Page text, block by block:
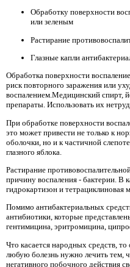
Обработку поверхности
или зеленым
Растирание
Глазные капли
Обработка поверхности
риск повторного заражения или
воспалением.Медицинский спирт,
препараты. Использовать их
При обработке поверхности
это может привести не только к
оболочки, но и к частичной
глазного яблока.
Растирание
причину воспаления - бактерии. В
гидрокартизон и тетрациклиновая
Помимо антибактериальных
антибиотики, которые
гентимицина, эритромицина,
Что касается народных средств,
любую болезнь нужно лечить тем,
негативного побочного действия